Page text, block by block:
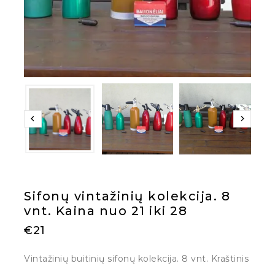
Sifonų vintažinių kolekcija. 8
vnt. Kaina nuo 21 iki 28
€21
Vintažinių buitinių sifonų kolekcija. 8 vnt. Kraštinis